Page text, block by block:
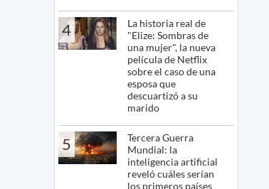
4
La historia real de
"Elize: Sombras de
una mujer", la nueva
película de Netflix
sobre el caso de una
esposa que
descuartizó a su
marido
5
Tercera Guerra
Mundial: la
inteligencia artificial
reveló cuáles serían
los primeros países